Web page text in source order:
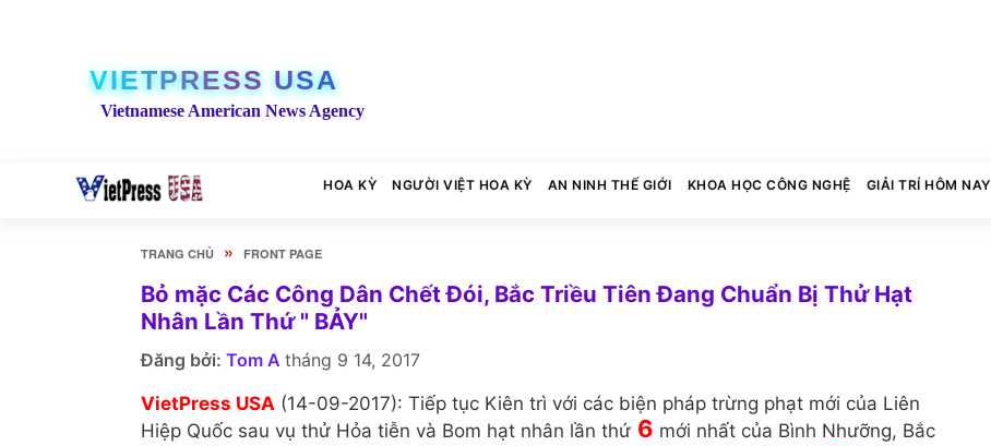
VIETPRESS USA
Vietnamese American News Agency
HOA KỲ NGƯỜI VIỆT HOA KỲ AN NINH THẾ GIỚI KHOA HỌC CÔNG NGHỆ GIẢI TRÍ HÔM NAY
TRANG CHỦ » FRONT PAGE
Bỏ mặc Các Công Dân Chết Đói, Bắc Triều Tiên Đang Chuẩn Bị Thử Hạt
Nhân Lần Thứ " BẢY"
Đăng bởi: Tom A tháng 9 14, 2017
VietPress USA (14-09-2017): Tiếp tục Kiên trì với các biện pháp trừng phạt mới của Liên
Hiệp Quốc sau vụ thử Hỏa tiễn và Bom hạt nhân lần thứ 6 mới nhất của Bình Nhưỡng, Bắc